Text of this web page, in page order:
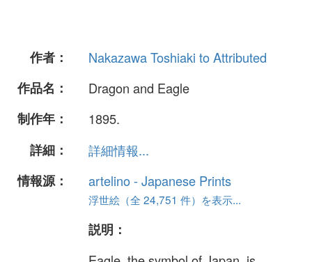
作者：
Nakazawa Toshiaki to Attributed
作品名：
Dragon and Eagle
制作年：
1895.
詳細：
詳細情報...
情報源：
artelino - Japanese Prints
浮世絵（全 24,751 件）を表示...
説明：